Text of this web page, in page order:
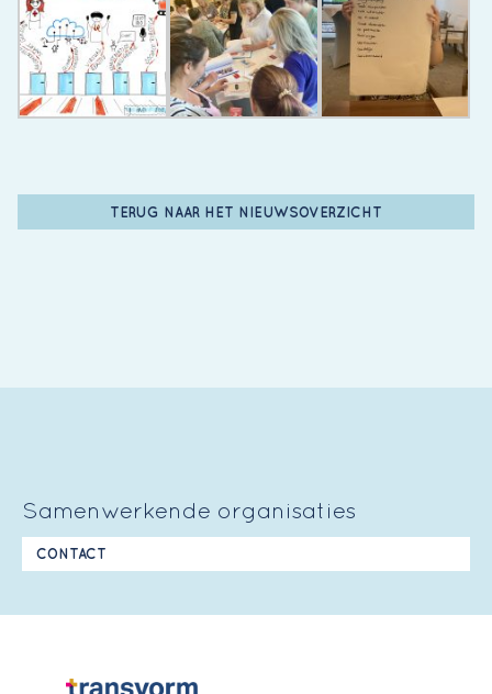
TERUG NAAR HET NIEUWSOVERZICHT
Samenwerkende organisaties
CONTACT